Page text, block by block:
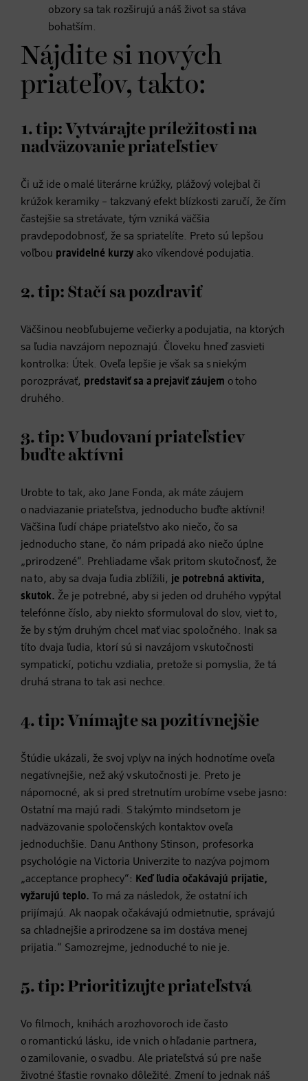
obzory sa tak rozširujú a náš život sa stáva
bohatším.
Nájdite si nových
priateľov, takto:
1. tip: Vytvárajte príležitosti na
nadväzovanie priateľstiev
Či už ide o malé literárne krúžky, plážový volejbal či
krúžok keramiky – takzvaný efekt blízkosti zaručí, že čím
častejšie sa stretávate, tým vzniká väčšia
pravdepodobnosť, že sa spriatelíte. Preto sú lepšou
voľbou pravidelné kurzy ako víkendové podujatia.
2. tip: Stačí sa pozdraviť
Väčšinou neobľubujeme večierky a podujatia, na ktorých
sa ľudia navzájom nepoznajú. Človeku hneď zasvieti
kontrolka: Útek. Oveľa lepšie je však sa s niekým
porozprávať, predstaviť sa a prejaviť záujem o toho
druhého.
3. tip: V budovaní priateľstiev
buďte aktívni
Urobte to tak, ako Jane Fonda, ak máte záujem
o nadviazanie priateľstva, jednoducho buďte aktívni!
Väčšina ľudí chápe priateľstvo ako niečo, čo sa
jednoducho stane, čo nám pripadá ako niečo úplne
„prirodzené“. Prehliadame však pritom skutočnosť, že
na to, aby sa dvaja ľudia zblížili, je potrebná aktivita,
skutok. Že je potrebné, aby si jeden od druhého vypýtal
telefónne číslo, aby niekto sformuloval do slov, viet to,
že by s tým druhým chcel mať viac spoločného. Inak sa
títo dvaja ľudia, ktorí sú si navzájom v skutočnosti
sympatickí, potichu vzdialia, pretože si pomyslia, že tá
druhá strana to tak asi nechce.
4. tip: Vnímajte sa pozitívnejšie
Štúdie ukázali, že svoj vplyv na iných hodnotíme oveľa
negatívnejšie, než aký v skutočnosti je. Preto je
nápomocné, ak si pred stretnutím urobíme v sebe jasno:
Ostatní ma majú radi. S takýmto mindsetom je
nadväzovanie spoločenských kontaktov oveľa
jednoduchšie. Danu Anthony Stinson, profesorka
psychológie na Victoria Univerzite to nazýva pojmom
„acceptance prophecy“: Keď ľudia očakávajú prijatie,
vyžarujú teplo. To má za následok, že ostatní ich
prijímajú. Ak naopak očakávajú odmietnutie, správajú
sa chladnejšie a prirodzene sa im dostáva menej
prijatia.“ Samozrejme, jednoduché to nie je.
5. tip: Prioritizujte priateľstvá
Vo filmoch, knihách a rozhovoroch ide často
o romantickú lásku, ide v nich o hľadanie partnera,
o zamilovanie, o svadbu. Ale priateľstvá sú pre naše
životné šťastie rovnako dôležité. Zmení to jednak náš